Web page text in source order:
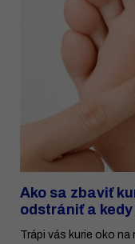
Ako sa zbaviť
odstrániť a
Trápi vás kurie oko